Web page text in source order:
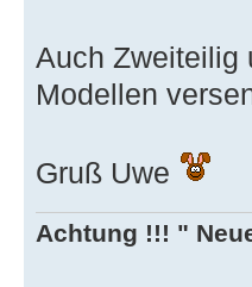
Auch Zweiteilig
Modellen
Gruß Uwe
Achtung !!! "